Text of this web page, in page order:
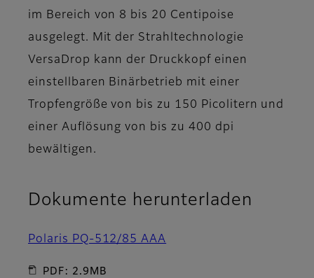
im Bereich von 8 bis 20 Centipoise
ausgelegt. Mit der Strahltechnologie
VersaDrop kann der Druckkopf einen
einstellbaren Binärbetrieb mit einer
Tropfengröße von bis zu 150 Picolitern und
einer Auflösung von bis zu 400 dpi
bewältigen.
Dokumente herunterladen
Polaris PQ-512/85 AAA
PDF: 2.9MB